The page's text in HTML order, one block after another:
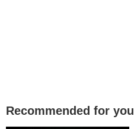
Recommended for you